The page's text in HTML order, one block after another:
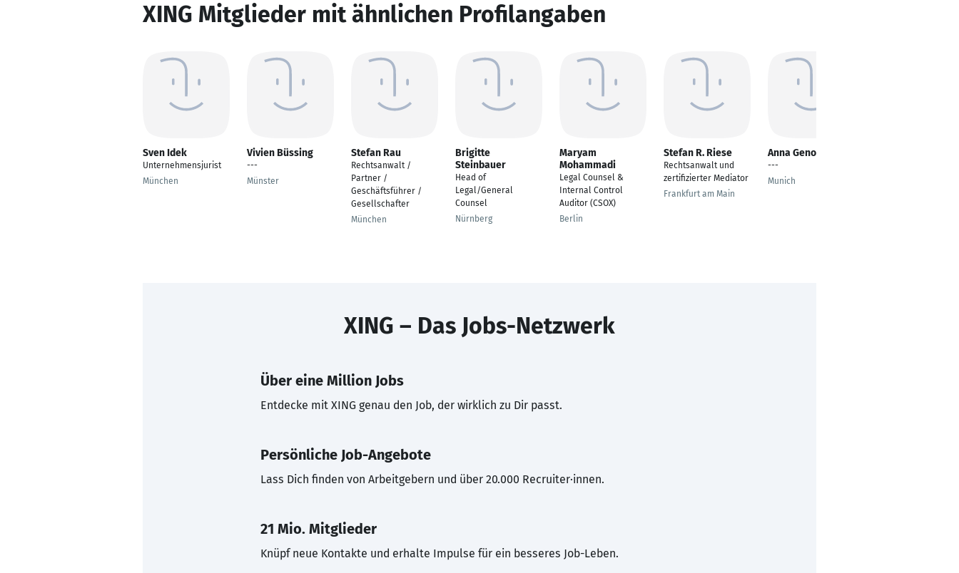
XING Mitglieder mit ähnlichen Profilangaben
Sven Idek
Unternehmensjurist
München
Vivien Büssing
---
Münster
Stefan Rau
Rechtsanwalt /
Partner /
Geschäftsführer /
Gesellschafter
München
Brigitte
Steinbauer
Head of
Legal/General
Counsel
Nürnberg
Maryam
Mohammadi
Legal Counsel &
Internal Control
Auditor (CSOX)
Berlin
Stefan R. Riese
Rechtsanwalt und
zertifizierter Mediator
Frankfurt am Main
Anna Genova
---
Munich
XING – Das Jobs-Netzwerk
Über eine Million Jobs
Entdecke mit XING genau den Job, der wirklich zu Dir passt.
Persönliche Job-Angebote
Lass Dich finden von Arbeitgebern und über 20.000 Recruiter·innen.
21 Mio. Mitglieder
Knüpf neue Kontakte und erhalte Impulse für ein besseres Job-Leben.